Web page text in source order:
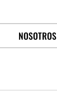
NOSOTROS